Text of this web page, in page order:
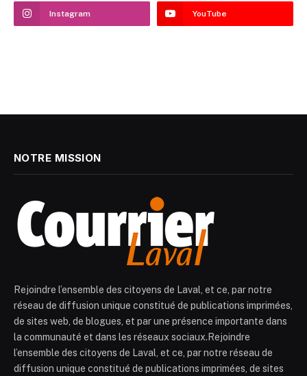
Instagram YouTube
NOTRE MISSION
Rejoindre l’ensemble des citoyens de Laval, et ce, par notre
réseau de diffusion unique constitué de publications imprimées,
de sites web, de blogues, et par une présence importante dans
la communauté et dans les réseaux sociaux.Rejoindre
l’ensemble des citoyens de Laval, et ce, par notre réseau de
diffusion unique constitué de publications imprimées, de sites